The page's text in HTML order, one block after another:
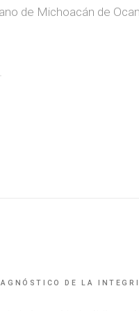
de Michoacán de
DE LA